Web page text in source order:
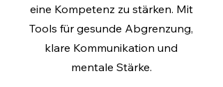
eine Kompetenz zu stärken. Mit
Tools für gesunde Abgrenzung,
klare Kommunikation und
mentale Stärke.